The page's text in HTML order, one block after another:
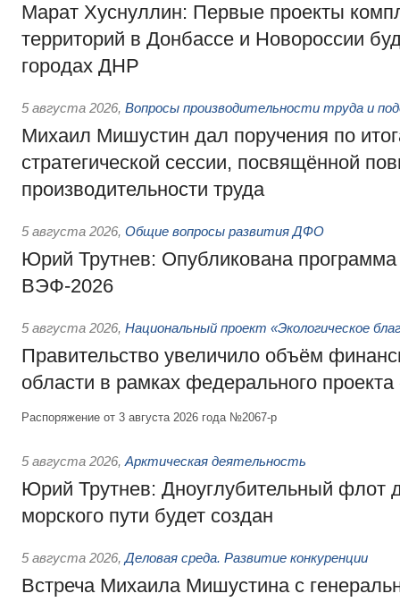
Марат Хуснуллин: Первые проекты
территорий в Донбассе и Новороссии
городах ДНР
5 августа 2026, Вопросы производительности труда и
Михаил Мишустин дал поручения по
стратегической сессии, посвящённой
производительности труда
5 августа 2026, Общие вопросы развития ДФО
Юрий Трутнев: Опубликована
ВЭФ-2026
5 августа 2026, Национальный проект «Экологическое
Правительство увеличило объём
области в рамках федерального
Распоряжение от 3 августа 2026 года №2067-р
5 августа 2026, Арктическая деятельность
Юрий Трутнев: Дноуглубительный флот
морского пути будет создан
5 августа 2026, Деловая среда. Развитие конкуренции
Встреча Михаила Мишустина с